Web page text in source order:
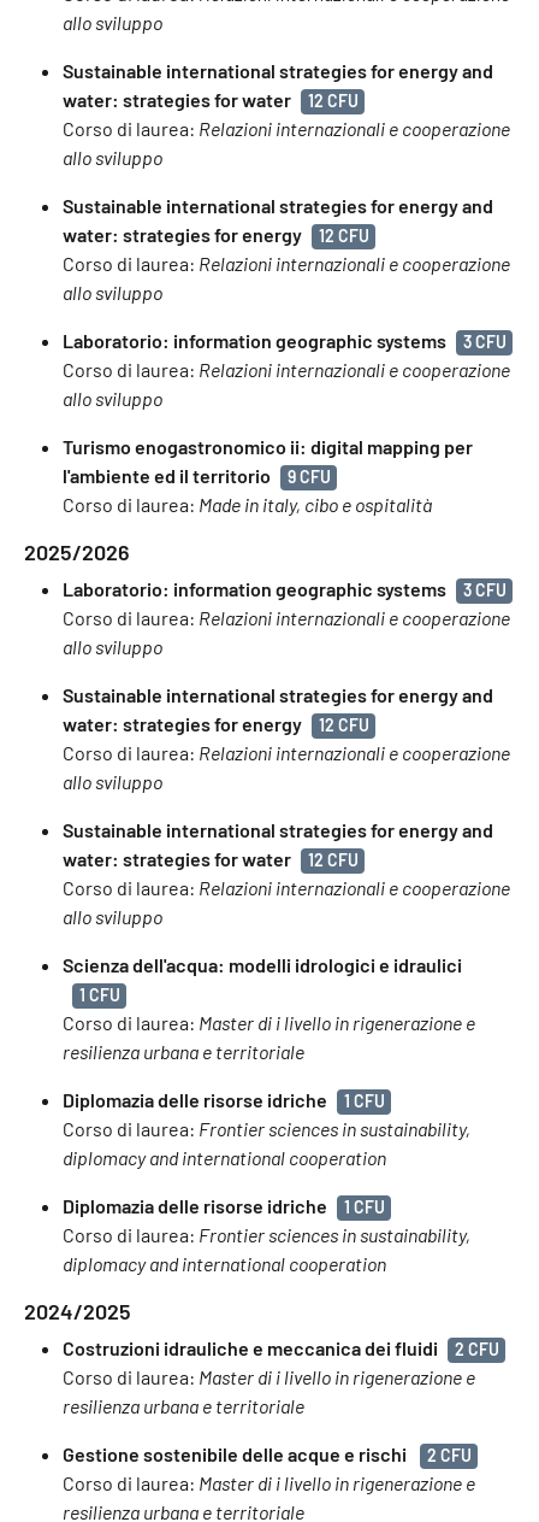
allo sviluppo
Sustainable international strategies for energy and
water: strategies for water
12 CFU
Corso di laurea: Relazioni internazionali e cooperazione
allo sviluppo
Sustainable international strategies for energy and
water: strategies for energy
12 CFU
Corso di laurea: Relazioni internazionali e cooperazione
allo sviluppo
Laboratorio: information geographic systems 3 CFU
Corso di laurea: Relazioni internazionali e cooperazione
allo sviluppo
Turismo enogastronomico ii: digital mapping per
l'ambiente ed il territorio
9 CFU
Corso di laurea: Made in italy, cibo e ospitalità
2025/2026
Laboratorio: information geographic systems 3 CFU
Corso di laurea: Relazioni internazionali e cooperazione
allo sviluppo
Sustainable international strategies for energy and
water: strategies for energy
12 CFU
Corso di laurea: Relazioni internazionali e cooperazione
allo sviluppo
Sustainable international strategies for energy and
water: strategies for water
12 CFU
Corso di laurea: Relazioni internazionali e cooperazione
allo sviluppo
Scienza dell'acqua: modelli idrologici e idraulici
1 CFU
Corso di laurea: Master di i livello in rigenerazione e
resilienza urbana e territoriale
Diplomazia delle risorse idriche 1 CFU
Corso di laurea: Frontier sciences in sustainability,
diplomacy and international cooperation
Diplomazia delle risorse idriche 1 CFU
Corso di laurea: Frontier sciences in sustainability,
diplomacy and international cooperation
2024/2025
Costruzioni idrauliche e meccanica dei fluidi 2 CFU
Corso di laurea: Master di i livello in rigenerazione e
resilienza urbana e territoriale
Gestione sostenibile delle acque e rischi 2 CFU
Corso di laurea: Master di i livello in rigenerazione e
resilienza urbana e territoriale